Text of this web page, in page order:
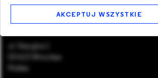
Main Office
53-613 Wrocław
AKCEPTUJ WSZYSTKIE